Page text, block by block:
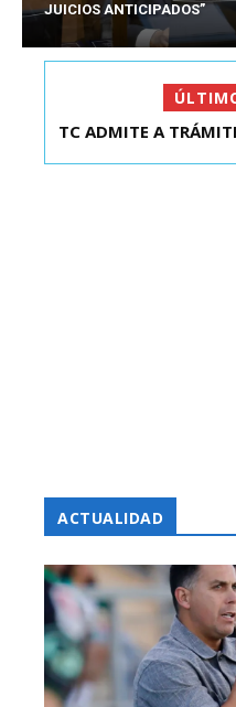
JUICIOS ANTICIPADOS”
EXDIPUTADO LAVÍN
TC ADMITE A TRÁMITE
ACTUALIDAD